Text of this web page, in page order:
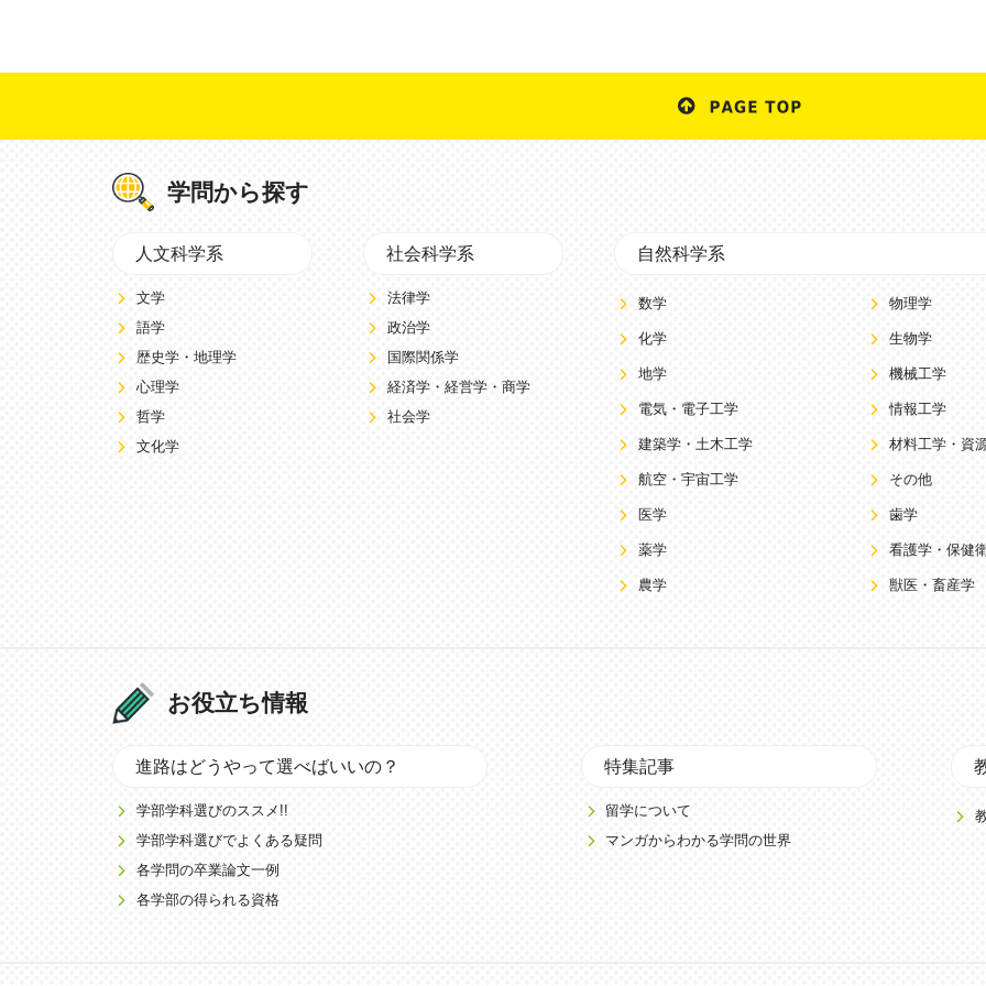
学問から探す
人文科学系
文学
語学
歴史学・地理学
心理学
哲学
文化学
社会科学系
法律学
政治学
国際関係学
経済学・経営学・商学
社会学
自然科学系
数学 物理学
化学 生物学
地学 機械工学
電気・電子工学 情報工学
建築学・土木工学 材料工学・資
航空・宇宙工学 その他
医学 歯学
薬学 看護学・保健
農学 獣医・畜産学
お役立ち情報
進路はどうやって選べばいいの？
学部学科選びのススメ!!
学部学科選びでよくある疑問
各学問の卒業論文一例
各学部の得られる資格
特集記事
留学について
マンガからわかる学問の世界